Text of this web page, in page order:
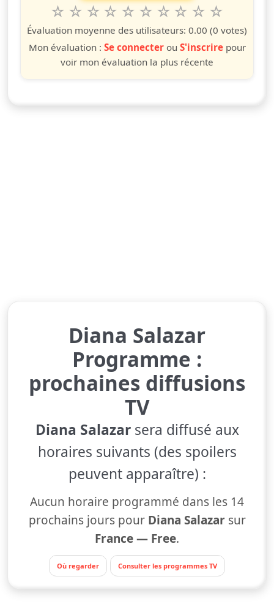
questo spettacolo da 1 a 10 étoiles
10
étoiles
9
étoiles
8
étoiles
7
étoiles
6
étoiles
5
étoiles
4
étoiles
3
étoiles
2
étoiles
étoile
Évaluation moyenne des utilisateurs: 0.00 (0 votes)
Mon évaluation : Se connecterou S'inscrirepour
voir mon évaluation la plus récente
Diana Salazar
Programme :
prochaines diffusions
TV
Diana Salazarsera diffusé aux
horaires suivants (des spoilers
peuvent apparaître) :
Aucun horaire programmé dans les 14
prochains jours pour Diana Salazarsur
France — Free.
Où regarder Consulter les programmes TV